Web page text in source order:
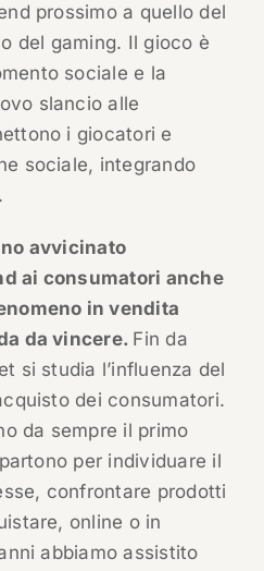
prossimo a quello del
del gaming. Il gioco è
sociale e la
slancio alle
i giocatori e
sociale, integrando
avvicinato
ai consumatori anche
in vendita
da vincere. Fin da
si studia l’influenza del
dei consumatori.
da sempre il primo
per individuare il
confrontare prodotti
online o in
abbiamo assistito